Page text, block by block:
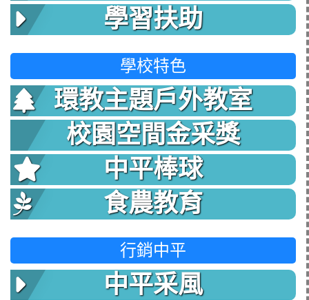
學習扶助
學校特色
環教主題戶外教室
校園空間金采獎
中平棒球
食農教育
行銷中平
中平采風